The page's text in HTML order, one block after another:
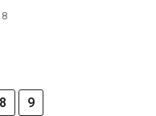
8 9